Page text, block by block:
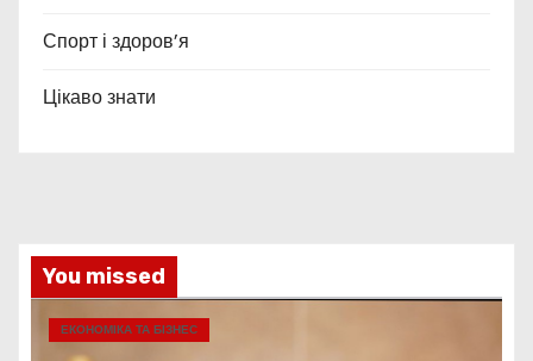
Спорт і здоров’я
Цікаво знати
You missed
ЕКОНОМІКА ТА БІЗНЕС